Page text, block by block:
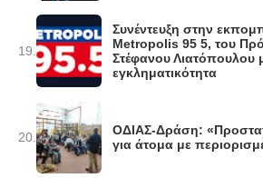
19.
Συνέντευξη στην
Metropolis 95 5, του
Στέφανου Λιατόπουλου
εγκληματικότητα
20.
ΟΔΙΑΣ-Δράση:
για άτομα με